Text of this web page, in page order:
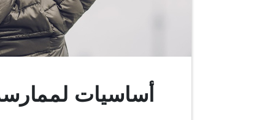
أساسيات